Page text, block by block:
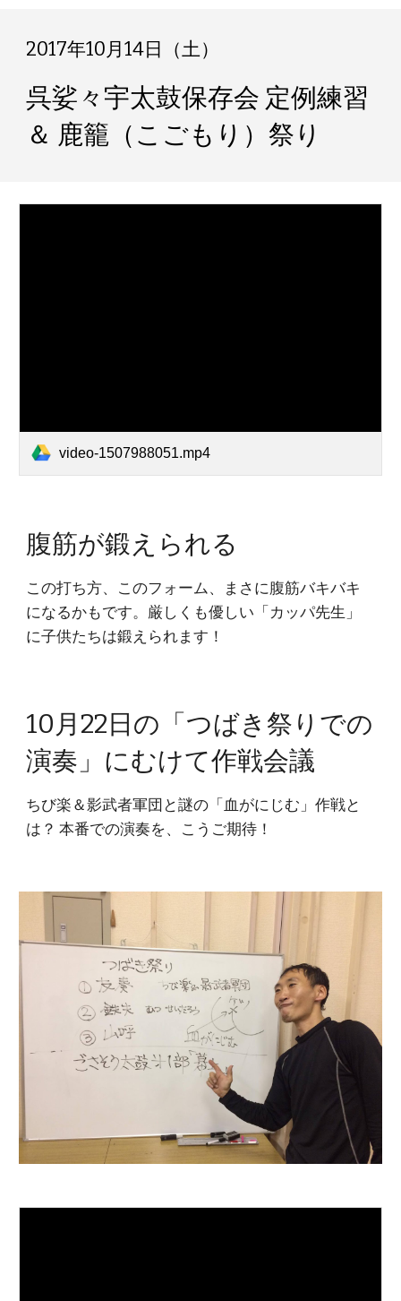
2017年10月14日（土）
呉娑々宇太鼓保存会 定例練習
＆ 鹿籠（こごもり）祭り
video-1507988051.mp4
腹筋が鍛えられる
この打ち方、このフォーム、まさに腹筋バキバキ
になるかもです。厳しくも優しい「カッパ先生」
に子供たちは鍛えられます！
10月22日の「つばき祭りでの
演奏」にむけて作戦会議
ちび楽＆影武者軍団と謎の「血がにじむ」作戦と
は？ 本番での演奏を、こうご期待！